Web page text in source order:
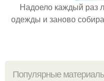
Надоело каждый раз
одежды и заново
Популярные